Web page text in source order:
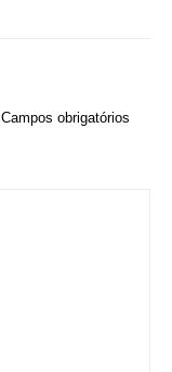
Campos obrigatórios